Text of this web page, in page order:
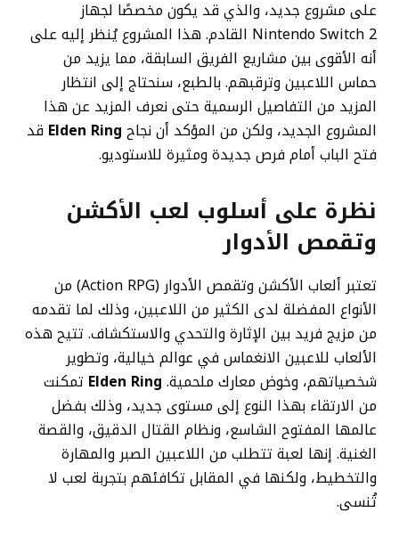
على مشروع جديد، والذي قد يكون مخصصًا لجهاز
Nintendo Switch 2 القادم. هذا المشروع يُنظر إليه على
أنه الأقوى بين مشاريع الفريق السابقة، مما يزيد من
حماس اللاعبين وترقبهم. بالطبع، سنحتاج إلى انتظار
المزيد من التفاصيل الرسمية حتى نعرف المزيد عن هذا
المشروع الجديد، ولكن من المؤكد أن نجاح Elden Ring قد
فتح الباب أمام فرص جديدة ومثيرة للاستوديو.
نظرة على أسلوب لعب الأكشن
وتقمص الأدوار
تعتبر ألعاب الأكشن وتقمص الأدوار (Action RPG) من
الأنواع المفضلة لدى الكثير من اللاعبين، وذلك لما تقدمه
من مزيج فريد بين الإثارة والتحدي والاستكشاف. تتيح هذه
الألعاب للاعبين الانغماس في عوالم خيالية، وتطوير
شخصياتهم، وخوض معارك ملحمية. Elden Ring تمكنت
من الارتقاء بهذا النوع إلى مستوى جديد، وذلك بفضل
عالمها المفتوح الشاسع، ونظام القتال الدقيق، والقصة
الغنية. إنها لعبة تتطلب من اللاعبين الصبر والمهارة
والتخطيط، ولكنها في المقابل تكافئهم بتجربة لعب لا
تُنسى.